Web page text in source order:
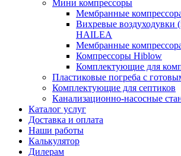
Мини компрессоры
Мембранные
Вихревые воздуходувки
HAILEA
Мембранные
Компрессоры Hiblow
Комплектующие для
Пластиковые погреба с
Комплектующие для септиков
Канализационно-насосные
Каталог услуг
Доставка и оплата
Наши работы
Калькулятор
Дилерам